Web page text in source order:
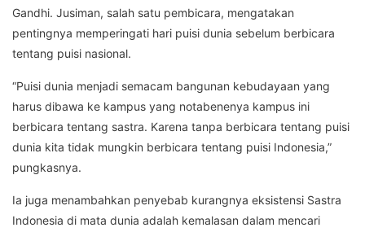
Gandhi. Jusiman, salah satu pembicara, mengatakan
pentingnya memperingati hari puisi dunia sebelum berbicara
tentang puisi nasional.
“Puisi dunia menjadi semacam bangunan kebudayaan yang
harus dibawa ke kampus yang notabenenya kampus ini
berbicara tentang sastra. Karena tanpa berbicara tentang puisi
dunia kita tidak mungkin berbicara tentang puisi Indonesia,”
pungkasnya.
Ia juga menambahkan penyebab kurangnya eksistensi Sastra
Indonesia di mata dunia adalah kemalasan dalam mencari